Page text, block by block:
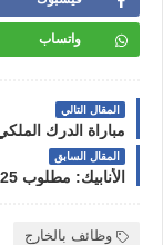
واتساب
المقال التالي
المقال السابق
وظائف بالخارج